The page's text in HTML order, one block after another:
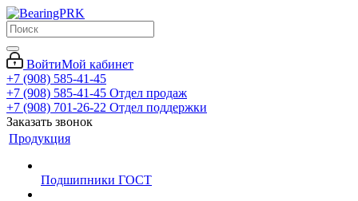
ВойтиМой кабинет
+7 (908) 585-41-45
+7 (908) 585-41-45 Отдел продаж
+7 (908) 701-26-22 Отдел поддержки
Заказать звонок
Продукция
Подшипники ГОСТ